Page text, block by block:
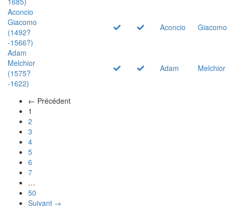
Aconcio
Giacomo
(1492?
-1566?)
Aconcio Giacomo
Adam
Melchior
(1575?
-1622)
Adam Melchior
← Précédent
1
2
3
4
5
6
7
…
50
Suivant →